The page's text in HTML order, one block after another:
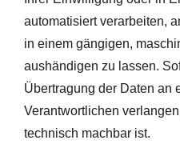
automatisiert verarbeiten,
in einem gängigen,
aushändigen zu lassen.
Übertragung der Daten an
Verantwortlichen
technisch machbar ist.